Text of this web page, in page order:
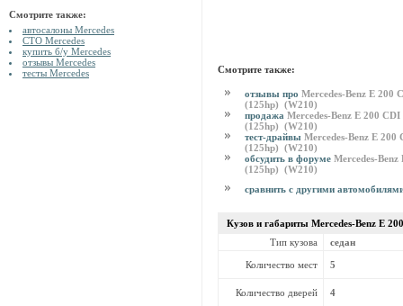
Смотрите также:
автосалоны Mercedes
СТО Mercedes
купить б/у Mercedes
отзывы Mercedes
тесты Mercedes
Смотрите также:
отзывы про Mercedes-Benz E 200
(125hp) (W210)
продажа Mercedes-Benz E 200 CDI
(125hp) (W210)
тест-драйвы Mercedes-Benz E 200
(125hp) (W210)
обсудить в форуме Mercedes-Benz
(125hp) (W210)
сравнить с другими
Кузов и габариты Mercedes-Benz E
Тип кузова
седан
Количество мест 5
Количество дверей 4